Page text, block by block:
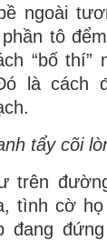
ngoài
tô
“bố thí”
là cách
tẩy cõi
trên
tình cờ
đang